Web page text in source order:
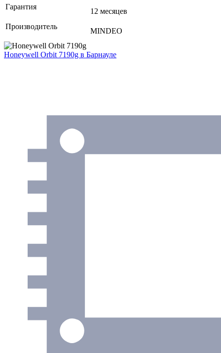
Гарантия
12 месяцев
Производитель
MINDEO
Honeywell Orbit 7190g в Барнауле